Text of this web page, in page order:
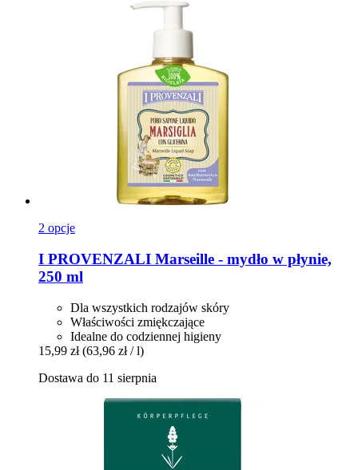
2 opcje
I PROVENZALI Marseille -​ mydło w płynie,
250 ml
Dla wszystkich rodzajów skóry
Właściwości zmiękczające
Idealne do codziennej higieny
15,99 zł (63,96 zł / l)
Dostawa do 11 sierpnia